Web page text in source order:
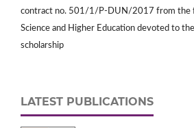
contract no. 501/1/P-DUN/2017 from the
Science and Higher Education devoted to
scholarship
LATEST PUBLICATIONS